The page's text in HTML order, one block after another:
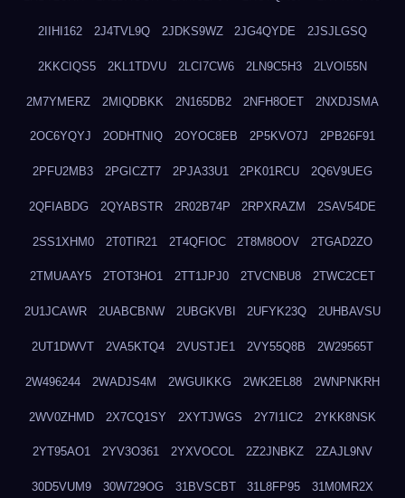
2IIHI162 2J4TVL9Q 2JDKS9WZ 2JG4QYDE 2JSJLGSQ
2KKCIQS5 2KL1TDVU 2LCI7CW6 2LN9C5H3 2LVOI55N
2M7YMERZ 2MIQDBKK 2N165DB2 2NFH8OET 2NXDJSMA
2OC6YQYJ 2ODHTNIQ 2OYOC8EB 2P5KVO7J 2PB26F91
2PFU2MB3 2PGICZT7 2PJA33U1 2PK01RCU 2Q6V9UEG
2QFIABDG 2QYABSTR 2R02B74P 2RPXRAZM 2SAV54DE
2SS1XHM0 2T0TIR21 2T4QFIOC 2T8M8OOV 2TGAD2ZO
2TMUAAY5 2TOT3HO1 2TT1JPJ0 2TVCNBU8 2TWC2CET
2U1JCAWR 2UABCBNW 2UBGKVBI 2UFYK23Q 2UHBAVSU
2UT1DWVT 2VA5KTQ4 2VUSTJE1 2VY55Q8B 2W29565T
2W496244 2WADJS4M 2WGUIKKG 2WK2EL88 2WNPNKRH
2WV0ZHMD 2X7CQ1SY 2XYTJWGS 2Y7I1IC2 2YKK8NSK
2YT95AO1 2YV3O361 2YXVOCOL 2Z2JNBKZ 2ZAJL9NV
30D5VUM9 30W729OG 31BVSCBT 31L8FP95 31M0MR2X